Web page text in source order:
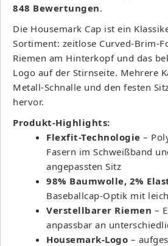
848 Bewertungen.
Die Housemark Cap ist ein
Sortiment: zeitlose Curved-Brim-
Riemen am Hinterkopf und das
Logo auf der Stirnseite. Mehrere
Metall-Schnalle und den festen
hervor.
Produkt-Highlights:
Flexfit-Technologie –
Fasern im Schweißband
angepassten Sitz
98% Baumwolle, 2%
Baseballcap-Optik mit
Verstellbarer Riemen –
anpassbar an
Housemark-Logo –